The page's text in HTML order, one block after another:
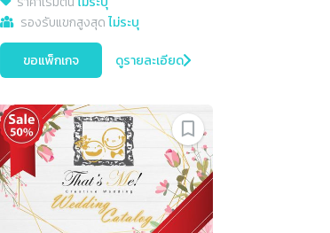
รองรับแขกสูงสุดไม่ระบุ
ขอแพ็กเกจ ดูรายละเอียด